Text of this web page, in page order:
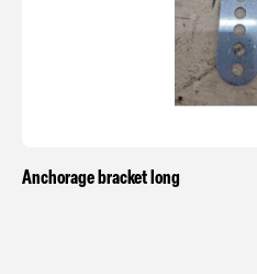
Anchorage bracket long